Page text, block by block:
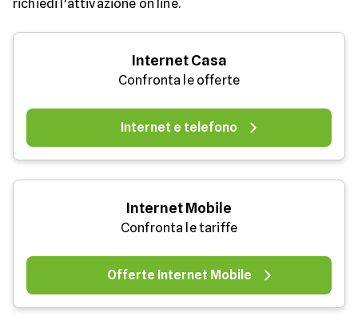
richiedi l'attivazione on line.
Internet Casa
Confronta le offerte
Internet e telefono
Internet Mobile
Confronta le tariffe
Offerte Internet Mobile